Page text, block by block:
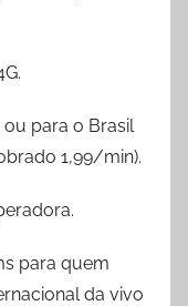
ou para o Brasil
1,99/min).
para quem
da vivo